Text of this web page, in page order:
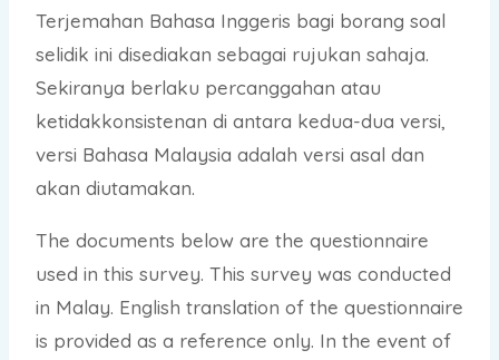
Terjemahan Bahasa Inggeris bagi borang soal
selidik ini disediakan sebagai rujukan sahaja.
Sekiranya berlaku percanggahan atau
ketidakkonsistenan di antara kedua-dua versi,
versi Bahasa Malaysia adalah versi asal dan
akan diutamakan.
The documents below are the questionnaire
used in this survey. This survey was conducted
in Malay. English translation of the questionnaire
is provided as a reference only. In the event of